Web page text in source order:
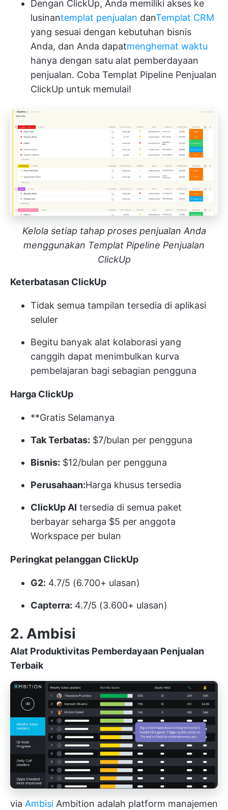
Dengan ClickUp, Anda memiliki akses ke
lusinantemplat penjualan danTemplat CRM
yang sesuai dengan kebutuhan bisnis
Anda, dan Anda dapatmenghemat waktu
hanya dengan satu alat pemberdayaan
penjualan. Coba Templat Pipeline Penjualan
ClickUp untuk memulai!
Kelola setiap tahap proses penjualan Anda
menggunakan Templat Pipeline Penjualan
ClickUp
Keterbatasan ClickUp
Tidak semua tampilan tersedia di aplikasi
seluler
Begitu banyak alat kolaborasi yang
canggih dapat menimbulkan kurva
pembelajaran bagi sebagian pengguna
Harga ClickUp
**Gratis Selamanya
Tak Terbatas: $7/bulan per pengguna
Bisnis: $12/bulan per pengguna
Perusahaan:Harga khusus tersedia
ClickUp AI tersedia di semua paket
berbayar seharga $5 per anggota
Workspace per bulan
Peringkat pelanggan ClickUp
G2: 4.7/5 (6.700+ ulasan)
Capterra: 4.7/5 (3.600+ ulasan)
2. Ambisi
Alat Produktivitas Pemberdayaan Penjualan
Terbaik
via Ambisi Ambition adalah platform manajemen